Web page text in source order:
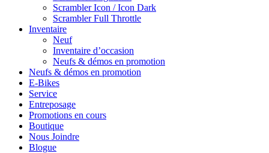
Scrambler Icon / Icon Dark
Scrambler Full Throttle
Inventaire
Neuf
Inventaire d’occasion
Neufs & démos en promotion
Neufs & démos en promotion
E-Bikes
Service
Entreposage
Promotions en cours
Boutique
Nous Joindre
Blogue